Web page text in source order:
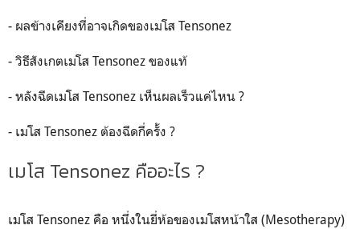
- ผลข้างเคียงที่อาจเกิดของเมโส Tensonez
- วิธีสังเกตเมโส Tensonez ของแท้
- หลังฉีดเมโส Tensonez เห็นผลเร็วแค่ไหน ?
- เมโส Tensonez ต้องฉีดกี่ครั้ง ?
เมโส Tensonez คืออะไร ?
เมโส Tensonez คือ หนึ่งในยี่ห้อของเมโสหน้าใส (Mesotherapy)